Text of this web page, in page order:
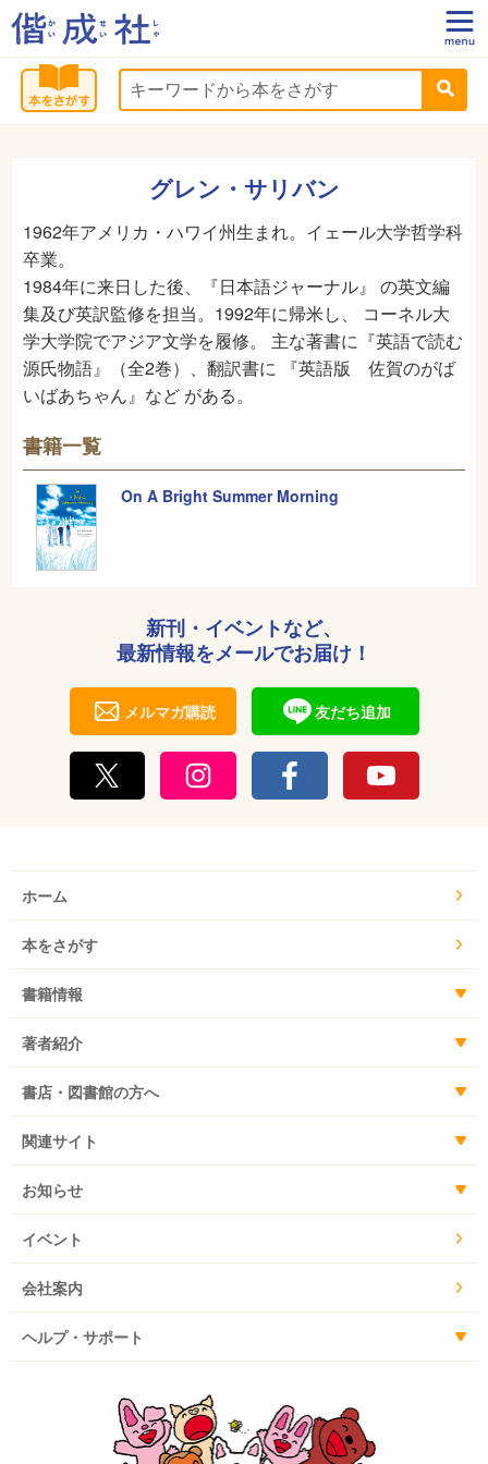
グレン・サリバン
1962年アメリカ・ハワイ州生まれ。イェール大学哲学科
卒業。
1984年に来日した後、『日本語ジャーナル』 の英文編
集及び英訳監修を担当。1992年に帰米し、 コーネル大
学大学院でアジア文学を履修。 主な著書に『英語で読む
源氏物語』（全2巻）、翻訳書に 『英語版 佐賀のがば
いばあちゃん』など がある。
書籍一覧
On A Bright Summer Morning
新刊・イベントなど、
最新情報をメールでお届け！
メルマガ購読 友だち追加
ホーム
本をさがす
書籍情報
著者紹介
書店・図書館の方へ
関連サイト
お知らせ
イベント
会社案内
ヘルプ・サポート